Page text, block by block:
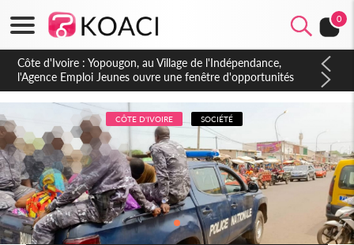
0
Côte d'Ivoire : CHU de Treichville, après la fronde, les agents
contractuels obtiennent un accord avec la direction sur les
arriérés du SMIG 2023
CÔTE D'IVOIRE SOCIÉTÉ